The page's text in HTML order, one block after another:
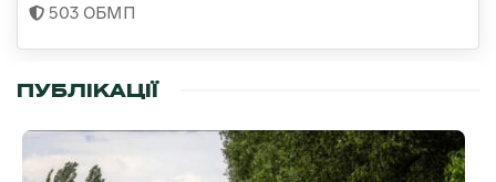
503 ОБМП
ПУБЛІКАЦІЇ